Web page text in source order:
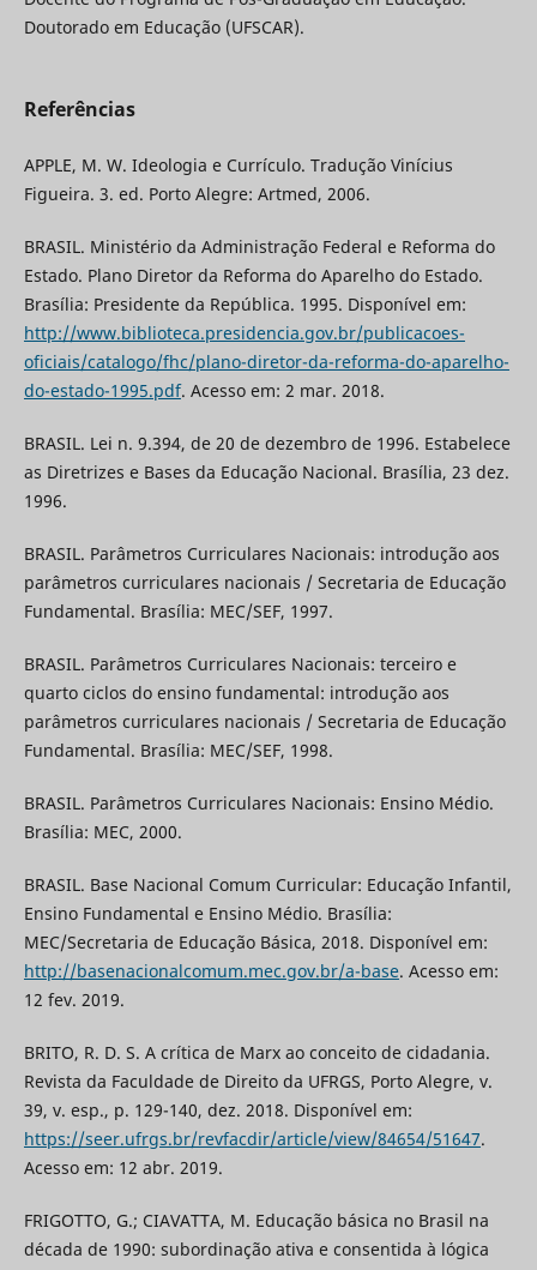
Doutorado em Educação (UFSCAR).
Referências
APPLE, M. W. Ideologia e Currículo. Tradução Vinícius
Figueira. 3. ed. Porto Alegre: Artmed, 2006.
BRASIL. Ministério da Administração Federal e Reforma do
Estado. Plano Diretor da Reforma do Aparelho do Estado.
Brasília: Presidente da República. 1995. Disponível em:
http://www.biblioteca.presidencia.gov.br/publicacoes-
oficiais/catalogo/fhc/plano-diretor-da-reforma-do-aparelho-
do-estado-1995.pdf. Acesso em: 2 mar. 2018.
BRASIL. Lei n. 9.394, de 20 de dezembro de 1996. Estabelece
as Diretrizes e Bases da Educação Nacional. Brasília, 23 dez.
1996.
BRASIL. Parâmetros Curriculares Nacionais: introdução aos
parâmetros curriculares nacionais / Secretaria de Educação
Fundamental. Brasília: MEC/SEF, 1997.
BRASIL. Parâmetros Curriculares Nacionais: terceiro e
quarto ciclos do ensino fundamental: introdução aos
parâmetros curriculares nacionais / Secretaria de Educação
Fundamental. Brasília: MEC/SEF, 1998.
BRASIL. Parâmetros Curriculares Nacionais: Ensino Médio.
Brasília: MEC, 2000.
BRASIL. Base Nacional Comum Curricular: Educação Infantil,
Ensino Fundamental e Ensino Médio. Brasília:
MEC/Secretaria de Educação Básica, 2018. Disponível em:
http://basenacionalcomum.mec.gov.br/a-base. Acesso em:
12 fev. 2019.
BRITO, R. D. S. A crítica de Marx ao conceito de cidadania.
Revista da Faculdade de Direito da UFRGS, Porto Alegre, v.
39, v. esp., p. 129-140, dez. 2018. Disponível em:
https://seer.ufrgs.br/revfacdir/article/view/84654/51647.
Acesso em: 12 abr. 2019.
FRIGOTTO, G.; CIAVATTA, M. Educação básica no Brasil na
década de 1990: subordinação ativa e consentida à lógica